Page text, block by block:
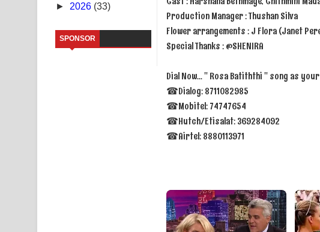
Kaalaya Song Lyrics - කාලය ගීතයේ පද පෙළ
Aramuna Song Lyrics - අරමුණ ගීතයේ පද පෙළ
Sandata Duka Hithila Song Lyrics - සඳට දුක හිතිලා ගීතයේ පද පෙළ
Sihina Song Lyrics - සිහින ගීතයේ පද පෙළ
Father Song Lyrics - ෆාදර් ගීතයේ පද පෙළ
► 2026 (33)
SPONSOR
Production Manager : Thushan Silva
Flower arrangements : J Flora (Janet
Special Thanks : @SHENIRA
Dial Now... " Rosa Batiththi " song as your
☎Dialog: 8711082985
☎Mobitel: 74747654
☎Hutch/Etisalat: 369284092
☎Airtel: 8880113971